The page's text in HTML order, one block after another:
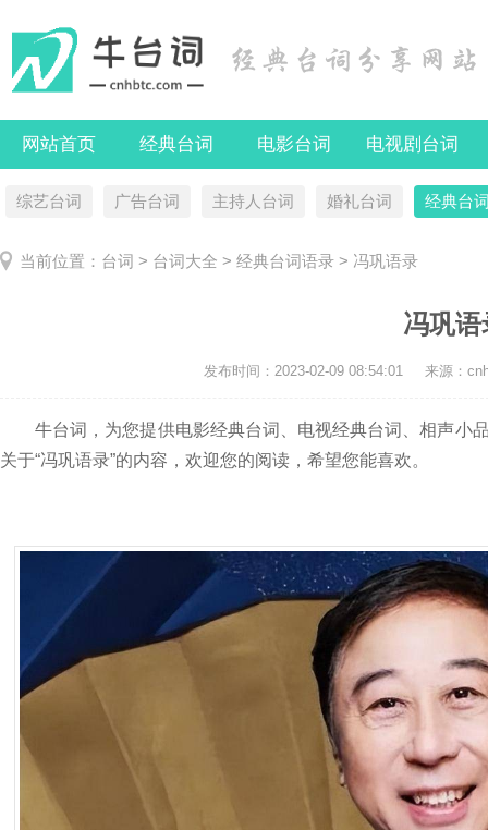
网站首页 经典台词 电影台词 电视剧台词
综艺台词 广告台词 主持人台词 婚礼台词 经典台
当前位置： 台词 > 台词大全 > 经典台词语录 > 冯巩语录
冯巩语
发布时间： 2023-02-09 08:54:01 来源：
牛台词，为您提供电影经典台词、电视经典台词、相声小
关于“冯巩语录”的内容，欢迎您的阅读，希望您能喜欢。